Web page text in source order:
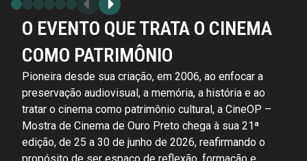
O EVENTO QUE TRATA O CINEMA
COMO PATRIMÔNIO
Pioneira desde sua criação, em 2006, ao enfocar a
preservação audiovisual, a memória, a história e ao
tratar o cinema como patrimônio cultural, a CineOP –
Mostra de Cinema de Ouro Preto chega à sua 21ª
edição, de 25 a 30 de junho de 2026, reafirmando o